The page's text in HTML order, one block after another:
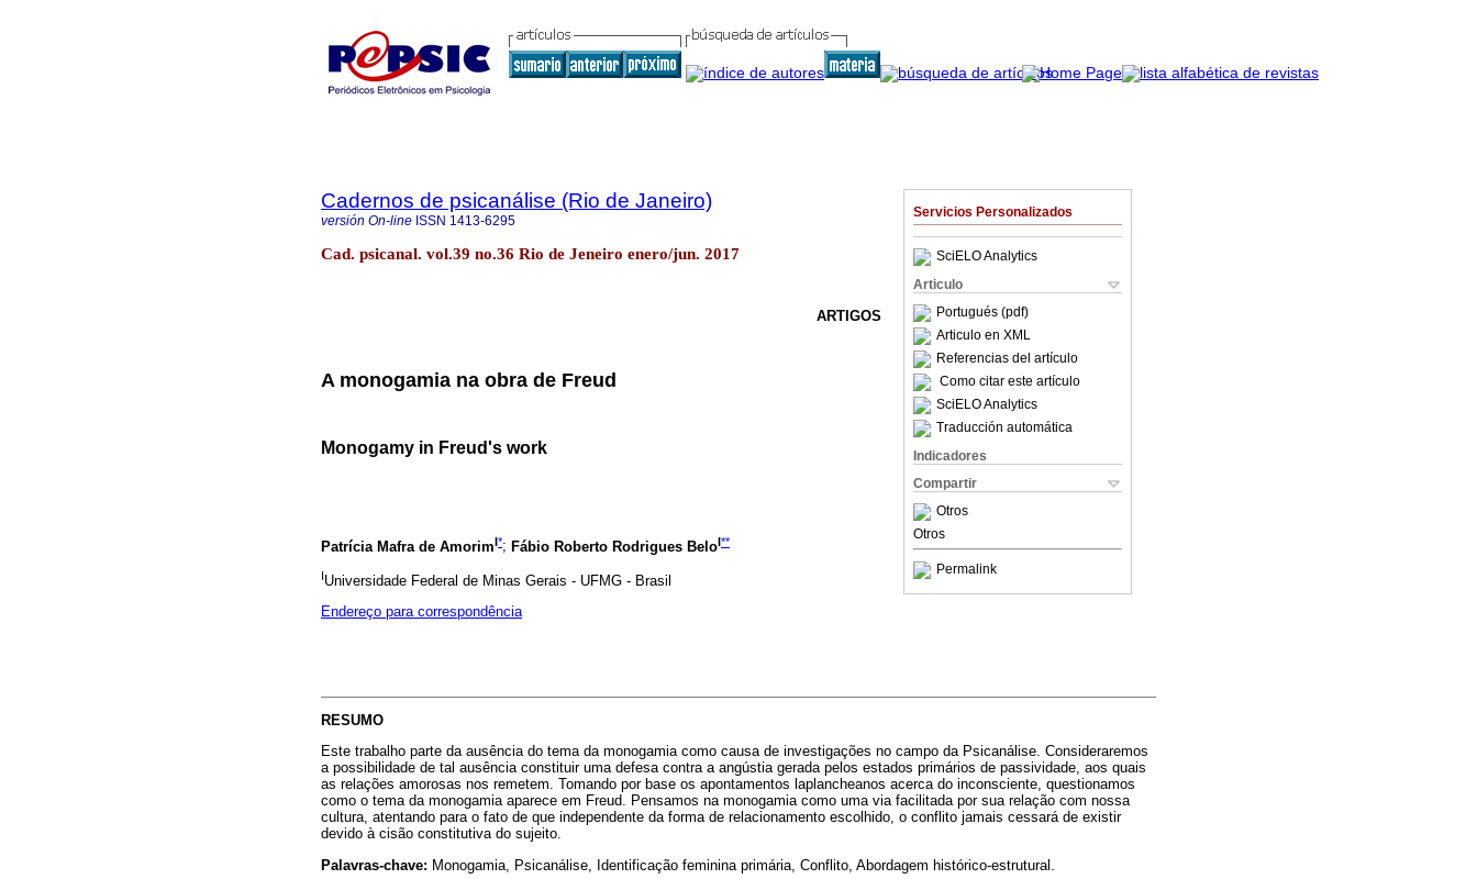
Servicios Personalizados
SciELO Analytics
Articulo
Portugués (pdf)
Articulo en XML
Referencias del artículo
Como citar este artículo
SciELO Analytics
Traducción automática
Indicadores
Compartir
Otros
Otros
Permalink
Cadernos de psicanálise (Rio de Janeiro)
versión On-line ISSN 1413-6295
Cad. psicanal. vol.39 no.36 Rio de Jeneiro enero/jun. 2017
ARTIGOS
A monogamia na obra de Freud
Monogamy in Freud's work
Patrícia Mafra de AmorimI*; Fábio Roberto Rodrigues BeloI**
IUniversidade Federal de Minas Gerais - UFMG - Brasil
Endereço para correspondência
RESUMO
Este trabalho parte da ausência do tema da monogamia como causa de investigações no campo da Psicanálise. Consideraremos
a possibilidade de tal ausência constituir uma defesa contra a angústia gerada pelos estados primários de passividade, aos quais
as relações amorosas nos remetem. Tomando por base os apontamentos laplancheanos acerca do inconsciente, questionamos
como o tema da monogamia aparece em Freud. Pensamos na monogamia como uma via facilitada por sua relação com nossa
cultura, atentando para o fato de que independente da forma de relacionamento escolhido, o conflito jamais cessará de existir
devido à cisão constitutiva do sujeito.
Palavras-chave: Monogamia, Psicanálise, Identificação feminina primária, Conflito, Abordagem histórico-estrutural.